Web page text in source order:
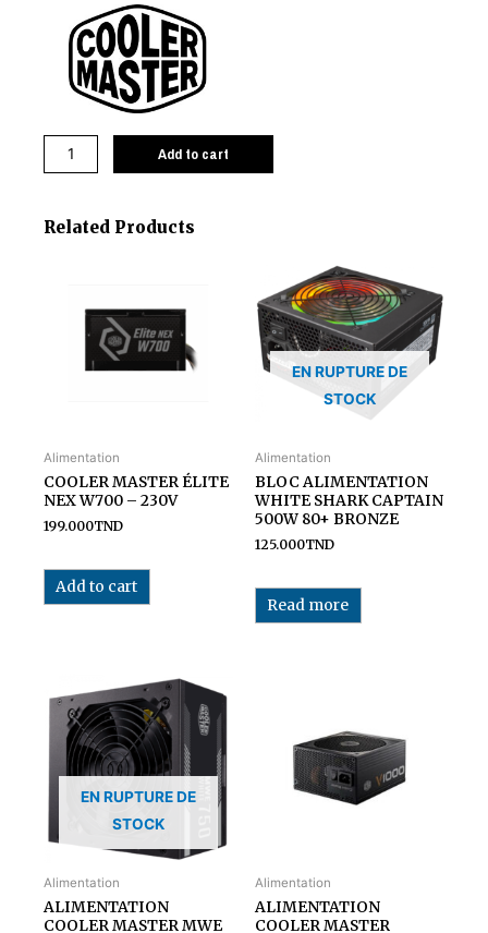
Add to cart
Related Products
Alimentation
COOLER MASTER ÉLITE
NEX W700 – 230V
199.000TND
Add to cart
EN RUPTURE DE
STOCK
Alimentation
BLOC ALIMENTATION
WHITE SHARK CAPTAIN
500W 80+ BRONZE
125.000TND
Read more
EN RUPTURE DE
STOCK
Alimentation
ALIMENTATION
COOLER MASTER MWE
Alimentation
ALIMENTATION
COOLER MASTER